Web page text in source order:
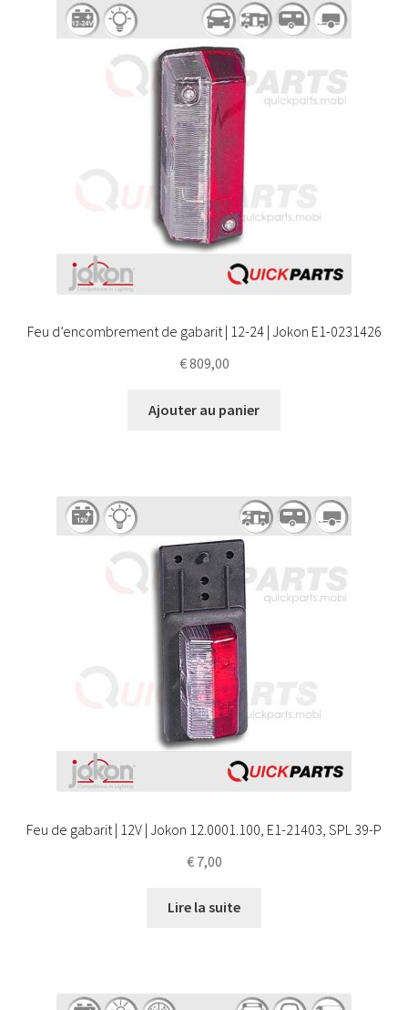
Feu d’encombrement de gabarit | 12-24 | Jokon E1-0231426
€809,00
Ajouter au panier
Feu de gabarit | 12V | Jokon 12.0001.100, E1-21403, SPL 39-P
€7,00
Lire la suite